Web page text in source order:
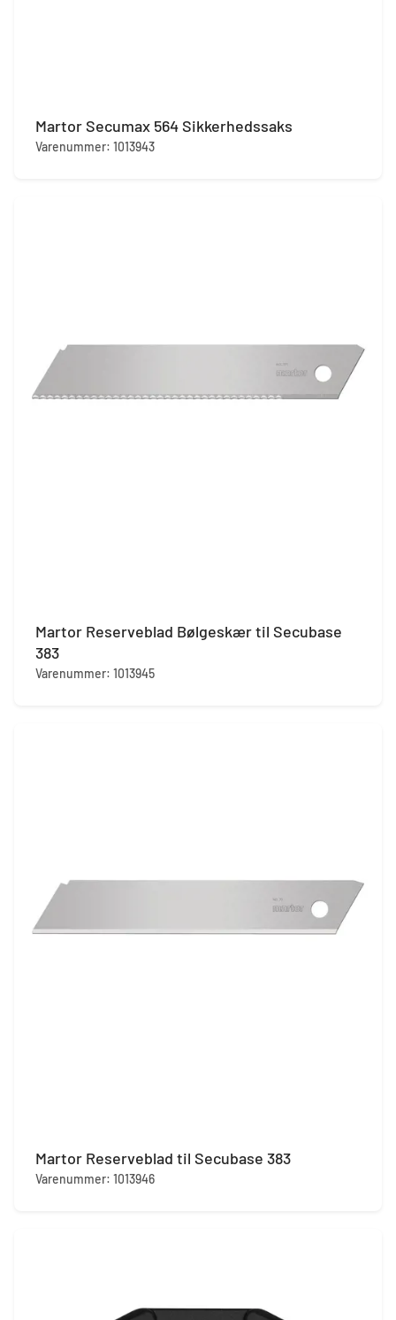
Martor Secumax 564 Sikkerhedssaks
Varenummer: 1013943
Martor Reserveblad Bølgeskær til Secubase
383
Varenummer: 1013945
Martor Reserveblad til Secubase 383
Varenummer: 1013946